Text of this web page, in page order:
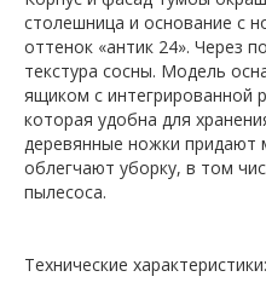
столешница и основание с
оттенок «антик 24». Через
текстура сосны. Модель
ящиком с интегрированной
которая удобна для
деревянные ножки придают
облегчают уборку, в том
пылесоса.
Технические характеристики: